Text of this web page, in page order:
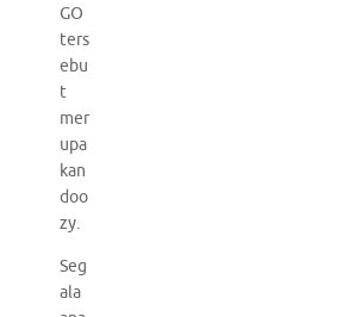
GO
ters
ebu
t
mer
upa
kan
doo
zy.
Seg
ala